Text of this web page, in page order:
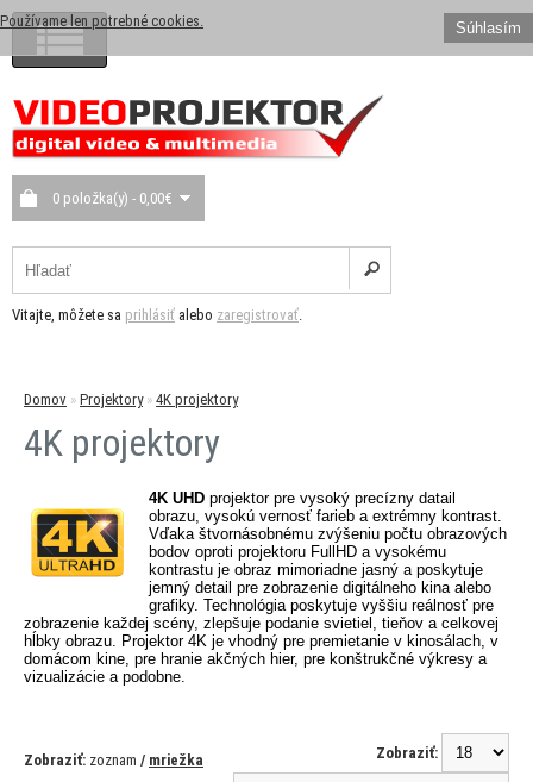
0 položka(y) - 0,00€
Vitajte, môžete sa prihlásiť alebo zaregistrovať.
Súhlasím
Používame len potrebné cookies.
Domov » Projektory» 4K projektory
4K projektory
4K UHD projektor pre vysoký precízny datail
obrazu, vysokú vernosť farieb a extrémny kontrast.
Vďaka štvornásobnému zvýšeniu počtu obrazových
bodov oproti projektoru FullHD a vysokému
kontrastu je obraz mimoriadne jasný a poskytuje
jemný detail pre zobrazenie digitálneho kina alebo
grafiky. Technológia poskytuje vyššiu reálnosť pre
zobrazenie každej scény, zlepšuje podanie svietiel, tieňov a celkovej
hĺbky obrazu. Projektor 4K je vhodný pre premietanie v kinosálach, v
domácom kine, pre hranie akčných hier, pre konštrukčné výkresy a
vizualizácie a podobne.
Zobraziť: zoznam / mriežka Zobraziť: